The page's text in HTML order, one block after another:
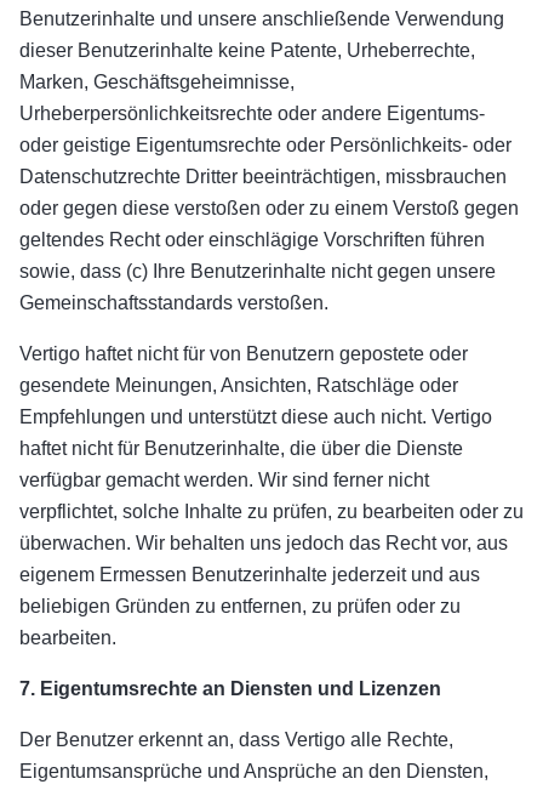
Benutzerinhalte und unsere anschließende Verwendung
dieser Benutzerinhalte keine Patente, Urheberrechte,
Marken, Geschäftsgeheimnisse,
Urheberpersönlichkeitsrechte oder andere Eigentums-
oder geistige Eigentumsrechte oder Persönlichkeits- oder
Datenschutzrechte Dritter beeinträchtigen, missbrauchen
oder gegen diese verstoßen oder zu einem Verstoß gegen
geltendes Recht oder einschlägige Vorschriften führen
sowie, dass (c) Ihre Benutzerinhalte nicht gegen unsere
Gemeinschaftsstandards verstoßen.
Vertigo haftet nicht für von Benutzern gepostete oder
gesendete Meinungen, Ansichten, Ratschläge oder
Empfehlungen und unterstützt diese auch nicht. Vertigo
haftet nicht für Benutzerinhalte, die über die Dienste
verfügbar gemacht werden. Wir sind ferner nicht
verpflichtet, solche Inhalte zu prüfen, zu bearbeiten oder zu
überwachen. Wir behalten uns jedoch das Recht vor, aus
eigenem Ermessen Benutzerinhalte jederzeit und aus
beliebigen Gründen zu entfernen, zu prüfen oder zu
bearbeiten.
7. Eigentumsrechte an Diensten und Lizenzen
Der Benutzer erkennt an, dass Vertigo alle Rechte,
Eigentumsansprüche und Ansprüche an den Diensten,